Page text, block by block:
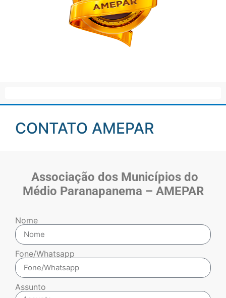
CONTATO AMEPAR
Associação dos Municípios do
Médio Paranapanema – AMEPAR
Nome
Fone/Whatsapp
Assunto